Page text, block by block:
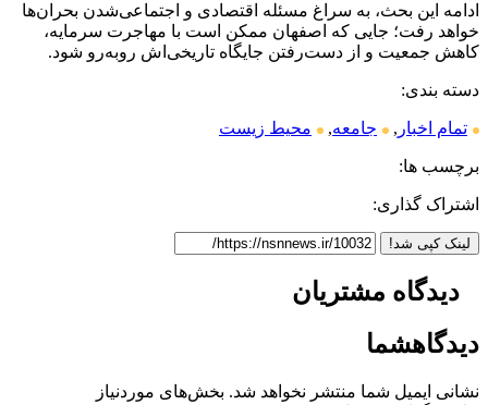
ادامه این بحث، به سراغ مسئله اقتصادی و اجتماعی‌شدن بحران‌ها
خواهد رفت؛ جایی که اصفهان ممکن است با مهاجرت سرمایه،
کاهش جمعیت و از دست‌رفتن جایگاه تاریخی‌اش روبه‌رو شود.
دسته بندی:
تمام اخبار , جامعه, محیط زیست
برچسب ها:
اشتراک گذاری:
لینک کپی شد!
دیدگاه مشتریان
دیدگاهشما
نشانی ایمیل شما منتشر نخواهد شد. بخش‌های موردنیاز